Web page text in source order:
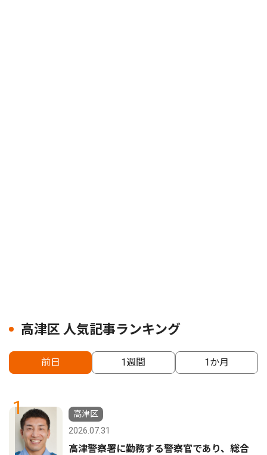
高津区 人気記事ランキング
前日 1週間 1か月
1
高津区
2026.07.31
高津警察署に勤務する警察官であり、総合